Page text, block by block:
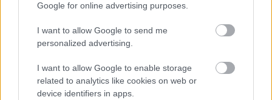
Google for online advertising purposes.
I want to allow Google to send me
personalized advertising.
I want to allow Google to enable storage
related to analytics like cookies on web or
device identifiers in apps.
Tényleg
szükségünk van bugyira? – A Nődokik
nőgyógyásza válaszol